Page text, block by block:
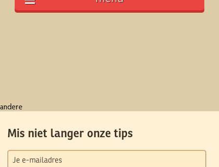
andere
Mis niet langer onze tips